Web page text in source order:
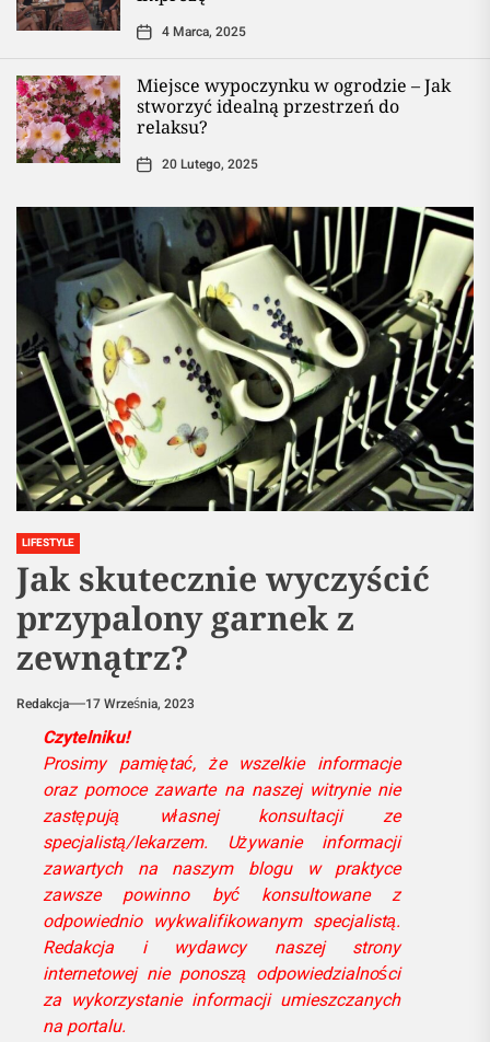
4 Marca, 2025
Miejsce wypoczynku w ogrodzie – Jak
stworzyć idealną przestrzeń do
relaksu?
20 Lutego, 2025
LIFESTYLE
Jak skutecznie wyczyścić
przypalony garnek z
zewnątrz?
Redakcja 17 Września, 2023
Czytelniku!
Prosimy pamiętać, że wszelkie informacje
oraz pomoce zawarte na naszej witrynie nie
zastępują własnej konsultacji ze
specjalistą/lekarzem. Używanie informacji
zawartych na naszym blogu w praktyce
zawsze powinno być konsultowane z
odpowiednio wykwalifikowanym specjalistą.
Redakcja i wydawcy naszej strony
internetowej nie ponoszą odpowiedzialności
za wykorzystanie informacji umieszczanych
na portalu.